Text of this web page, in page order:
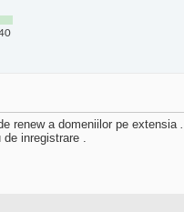
renew a domeniilor pe extensia
de inregistrare .